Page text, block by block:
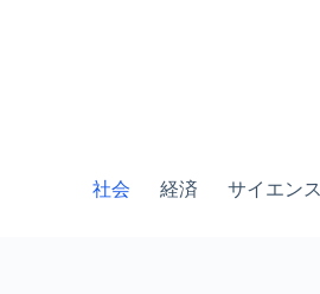
社会 経済 サイエンス